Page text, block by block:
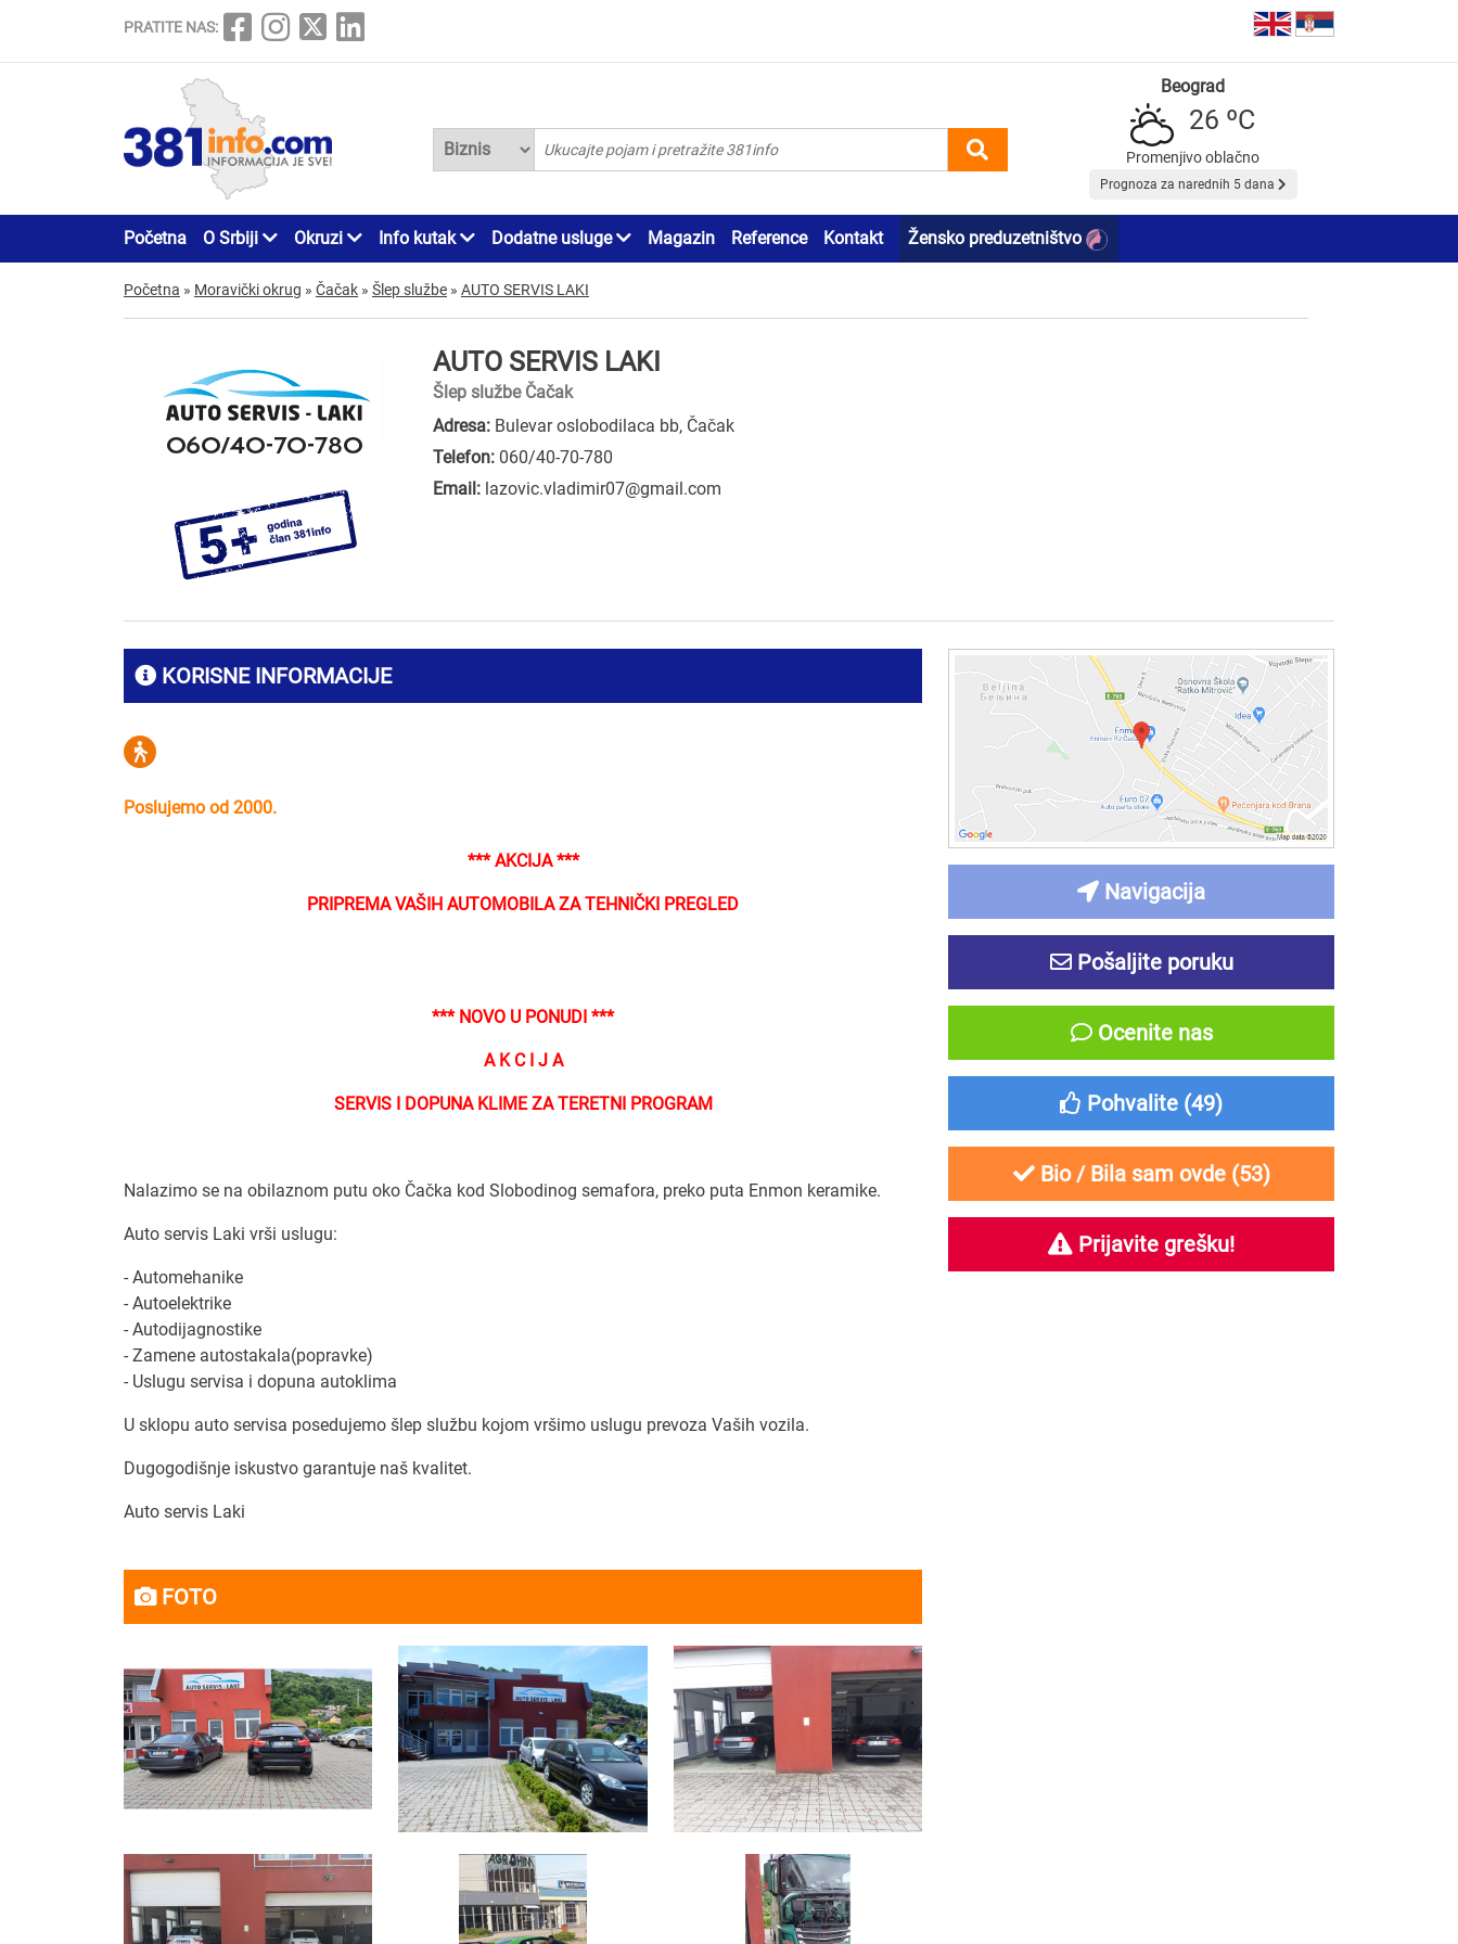
PRATITE NAS:
Beograd
26 ºC
Promenjivo oblačno
Prognoza za narednih 5 dana
Početna O Srbiji Okruzi Info kutak Dodatne usluge Magazin Reference Kontakt Žensko preduzetništvo
Početna » Moravički okrug » Čačak » Šlep službe » AUTO SERVIS LAKI
AUTO SERVIS LAKI
Šlep službe Čačak
Adresa: Bulevar oslobodilaca bb, Čačak
Telefon: 060/40-70-780
Email: lazovic.vladimir07@gmail.com
KORISNE INFORMACIJE
Poslujemo od 2000.
*** AKCIJA ***
PRIPREMA VAŠIH AUTOMOBILA ZA TEHNIČKI PREGLED
*** NOVO U PONUDI ***
A K C I J A
SERVIS I DOPUNA KLIME ZA TERETNI PROGRAM
Nalazimo se na obilaznom putu oko Čačka kod Slobodinog semafora, preko puta Enmon keramike.
Auto servis Laki vrši uslugu:
- Automehanike
- Autoelektrike
- Autodijagnostike
- Zamene autostakala(popravke)
- Uslugu servisa i dopuna autoklima
U sklopu auto servisa posedujemo šlep službu kojom vršimo uslugu prevoza Vaših vozila.
Dugogodišnje iskustvo garantuje naš kvalitet.
Auto servis Laki
FOTO
Navigacija
Pošaljite poruku
Ocenite nas
Pohvalite (49)
Bio / Bila sam ovde (53)
Prijavite grešku!